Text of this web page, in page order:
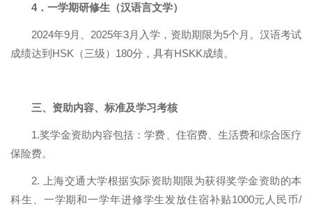
4．一学期研修生（汉语言文学）
2024年9月、 2025年3月入学，资助期限为5个月。汉语考试
成绩达到 HSK （三级） 180分，具有HSKK成绩。
三、资助内容、标准及学习考核
1.奖学金资助内容包括：学费、住宿费、生活费和综合医疗
保险费。
2.
上海交通大学根据实际资助期限为获得奖学金资助的本
科生、一学期和一学年进修学生发放住宿补贴1000元人民币/